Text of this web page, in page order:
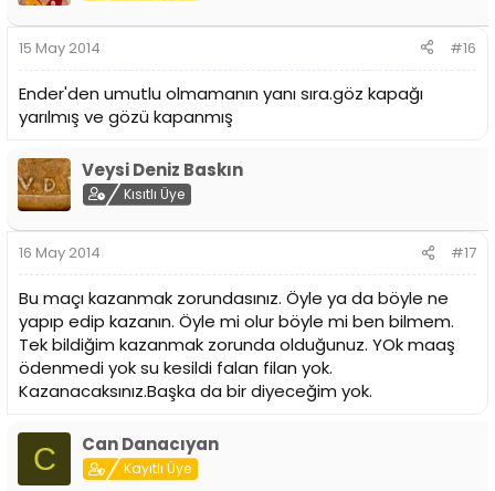
15 May 2014 #16
Ender'den umutlu olmamanın yanı sıra.göz kapağı
yarılmış ve gözü kapanmış
Veysi Deniz Baskın
Kısıtlı Üye
16 May 2014 #17
Bu maçı kazanmak zorundasınız. Öyle ya da böyle ne
yapıp edip kazanın. Öyle mi olur böyle mi ben bilmem.
Tek bildiğim kazanmak zorunda olduğunuz. YOk maaş
ödenmedi yok su kesildi falan filan yok.
Kazanacaksınız.Başka da bir diyeceğim yok.
C Can Danacıyan
Kayıtlı Üye